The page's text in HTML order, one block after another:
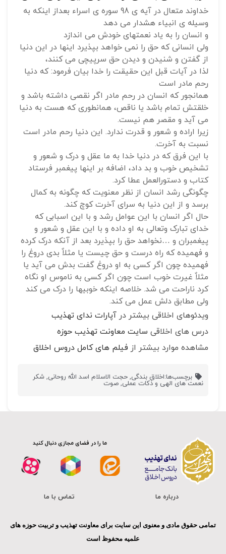
خداوند متعال در آیه ی 98 سوره ی اسراء بعداز اینکه به
وسیله ی انبیاء هشدار می دهد
و انسان را به یاد نعمتهای خودش می اندازد
ولی انسانی که حق را نمی خواهد بپذیرد اینها در این دنیا
از گفتن و شنیدن و دیدن حق سرپیچی می کنند،
لذا در آیات قبل این حقیقت را خدا بیان فرمود: که دنیا
رحم مادر است
همانجور که انسان در رحم مادر اگر نقصی داشته باشد و
خلقتش تمام باشد یا ناقص، همانطوری که هست به دنیا
می آید و مقصر هم نیست.
زیرا اراده و شعور و قدرت ندارد. این دنیا رحم مادر است
نسبت به آخرت.
با این فرق که در دنیا خدا به ما عقل و درک و شعور و
تشخیص خوب و بد داد، اضافه بر اینها پیغمبر فرستاد
کتاب و دستورالعمل عطا کرد.
چگونگی رشد انسان از نظر معنویت که چگونه به کمال
برسد و از این دنیا به سرای آخرت کوچ کند.
حال اگر انسان با این عوامل رشد و با این اسبابی که
خدای تبارک وتعالی به او داده و با این عقل و شعور و
پیغمبران و …نخواهد حق را بپذیرد بعد از آنکه درک کرده
و فهمیده که راه درست و حق چیست یا مثلاٌ بدی دروغ را
فهمیده چون اگر کسی به او دروغ گفت بدش می آید یا
مثلاٌ غیرت خوب است چون اگر کسی به ناموس او نگاه
کرد ناراحت می شد. خلاصه اینکه خوبیها را درک می کند
ولی مطابق دلش عمل می کند.
ویدئوهای اخلاقی بیشتر در آپارات ندای تهذیب
درس های اخلاقی سایت معاونت تهذیب حوزه
مشاهده موارد بیشتر از فیلم های کامل دروس اخلاق
برچسب‌ها:اخلاق بندگی,حجت الاسلام اسد الله روحانی,شکر
نعمت های الهی و ذکات عملی, صوت
ما را در فضای مجازی دنبال کنید
درباره ما تماس با ما
تمامی حقوق مادی و معنوی این سایت برای معاونت تهذیب و تربیت حوزه های
علمیه محفوظ است